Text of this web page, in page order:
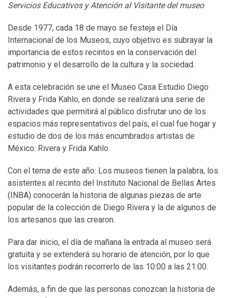
Servicios Educativos y Atención al Visitante del museo
Desde 1977, cada 18 de mayo se festeja el Día
Internacional de los Museos, cuyo objetivo es subrayar la
importancia de estos recintos en la conservación del
patrimonio y el desarrollo de la cultura y la sociedad.
A esta celebración se une el Museo Casa Estudio Diego
Rivera y Frida Kahlo, en donde se realizará una serie de
actividades que permitirá al público disfrutar uno de los
espacios más representativos del país, el cual fue hogar y
estudio de dos de los más encumbrados artistas de
México: Rivera y Frida Kahlo.
Con el tema de este año: Los museos tienen la palabra, los
asistentes al recinto del Instituto Nacional de Bellas Artes
(INBA) conocerán la historia de algunas piezas de arte
popular de la colección de Diego Rivera y la de algunos de
los artesanos que las crearon.
Para dar inicio, el día de mañana la entrada al museo será
gratuita y se extenderá su horario de atención, por lo que
los visitantes podrán recorrerlo de las 10:00 a las 21:00.
Además, a fin de que las personas conozcan la historia de